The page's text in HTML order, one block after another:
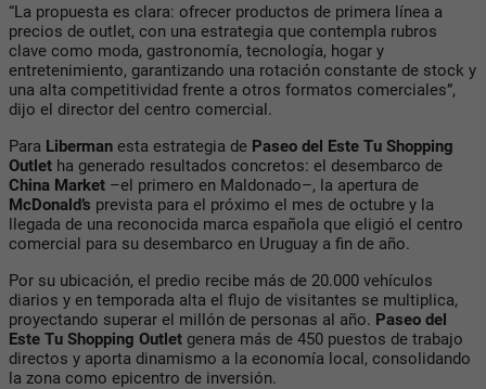
“La propuesta es clara: ofrecer productos de primera línea a
precios de outlet, con una estrategia que contempla rubros
clave como moda, gastronomía, tecnología, hogar y
entretenimiento, garantizando una rotación constante de stock y
una alta competitividad frente a otros formatos comerciales”,
dijo el director del centro comercial.
Para Liberman esta estrategia de Paseo del Este Tu Shopping
Outlet ha generado resultados concretos: el desembarco de
China Market –el primero en Maldonado–, la apertura de
McDonald’s prevista para el próximo el mes de octubre y la
llegada de una reconocida marca española que eligió el centro
comercial para su desembarco en Uruguay a fin de año.
Por su ubicación, el predio recibe más de 20.000 vehículos
diarios y en temporada alta el flujo de visitantes se multiplica,
proyectando superar el millón de personas al año. Paseo del
Este Tu Shopping Outlet genera más de 450 puestos de trabajo
directos y aporta dinamismo a la economía local, consolidando
la zona como epicentro de inversión.